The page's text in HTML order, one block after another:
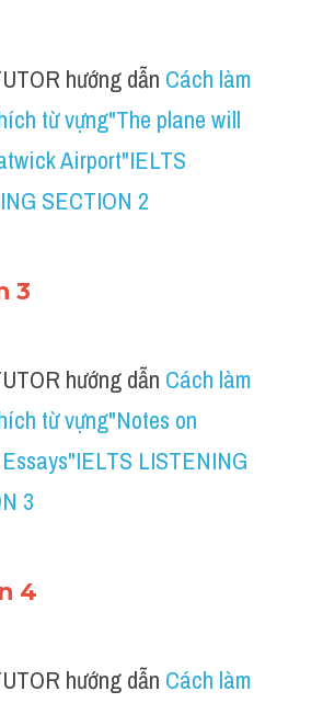
hướng dẫn Cách làm
từ vựng"The plane will
Airport"IELTS
SECTION 2
3
hướng dẫn Cách làm
từ vựng"Notes on
LISTENING
3
4
hướng dẫn Cách làm